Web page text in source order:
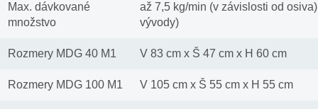
Max. dávkované
množstvo
až 7,5 kg/min (v závislosti od
vývody)
Rozmery MDG 40 M1 V 83 cm x Š 47 cm x H 60 cm
Rozmery MDG 100 M1 V 105 cm x Š 55 cm x H 55 cm